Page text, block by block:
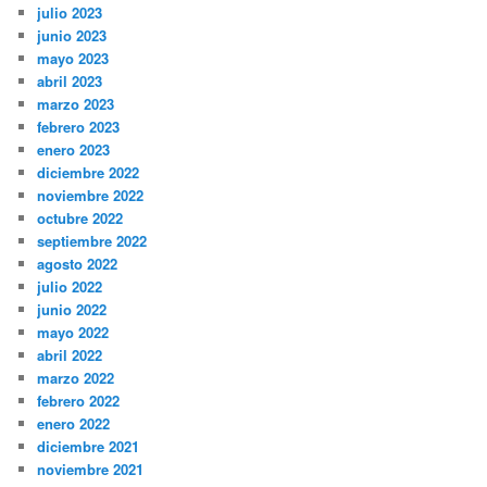
julio 2023
junio 2023
mayo 2023
abril 2023
marzo 2023
febrero 2023
enero 2023
diciembre 2022
noviembre 2022
octubre 2022
septiembre 2022
agosto 2022
julio 2022
junio 2022
mayo 2022
abril 2022
marzo 2022
febrero 2022
enero 2022
diciembre 2021
noviembre 2021